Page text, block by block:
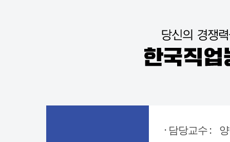
· 담당교수 :